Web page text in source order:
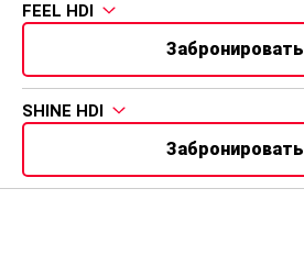
FEEL HDI
Забронировать
SHINE HDI
Забронировать